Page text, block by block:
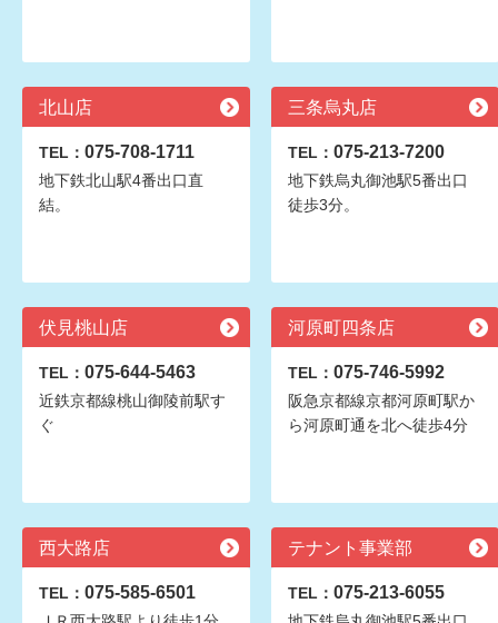
北山店
TEL： 075-708-1711
地下鉄北山駅4番出口直
結。
三条烏丸店
TEL： 075-213-7200
地下鉄烏丸御池駅5番出口
徒歩3分。
伏見桃山店
TEL： 075-644-5463
近鉄京都線桃山御陵前駅す
ぐ
河原町四条店
TEL： 075-746-5992
阪急京都線京都河原町駅か
ら河原町通を北へ徒歩4分
西大路店
TEL： 075-585-6501
テナント事業部
TEL： 075-213-6055